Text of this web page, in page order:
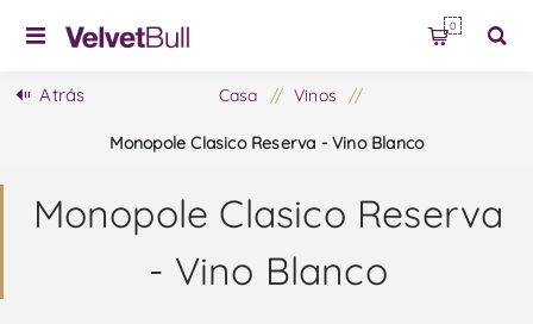
0
Atrás Casa / Vinos /
Monopole Clasico Reserva - Vino Blanco
Monopole Clasico Reserva
- Vino Blanco